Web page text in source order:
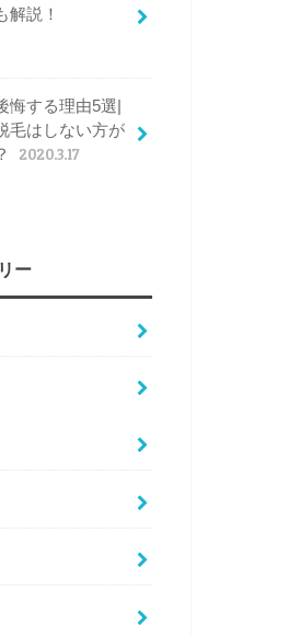
解説！
悔する理由5選|
毛はしない方が
2020.3.17
ー